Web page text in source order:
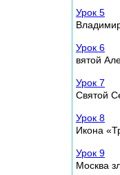
Урок 5
Урок 6
вятой
Урок 7
Святой
Урок 8
Икона
Урок 9
Москва